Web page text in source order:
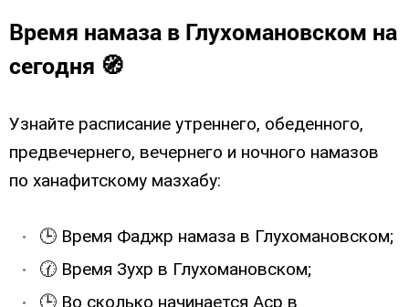
Время намаза в Глухoмановском на
сегодня 🧭
Узнайте расписание утреннего, обеденного,
предвечернего, вечернего и ночного намазов
по ханафитскому мазхабу:
🕒 Время Фаджр намаза в Глухoмановском;
🕜 Время Зухр в Глухoмановском;
🕒 Во сколько начинается Аср в